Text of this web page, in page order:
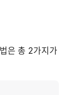
은 총 2가지가